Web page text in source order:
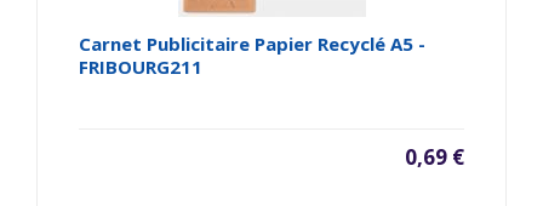
Carnet Publicitaire Papier Recyclé A5 -
FRIBOURG211
0,69 €